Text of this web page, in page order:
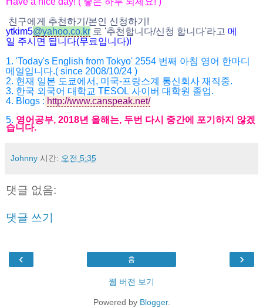
친구에게 추천하기 /본인 신청하기 !
ytkim5@yahoo.co.kr 로 '추천합니다/신청 합니다'라고 메
일 주시면 됩니다(무료입니다)!
1. 'Today's English from Tokyo' 2554 번째 아침 영어 한마디
메일입니다.( since 2008/10/24 )
2. 현재 일본 도쿄에서 , 미국-프랑스계 통신회사 재직중.
3. 한국 외국어 대학교 TESOL 사이버 대학원 졸업.
4. Blogs : http://www.canspeak.net/
5. 영어공부, 2018년 올해는, 두번 다시 중간에 포기하지 않겠
습니다.
Johnny 시간: 오전 5:35
댓글 없음:
댓글 쓰기
‹ ›
홈
웹 버전 보기
Powered by Blogger.